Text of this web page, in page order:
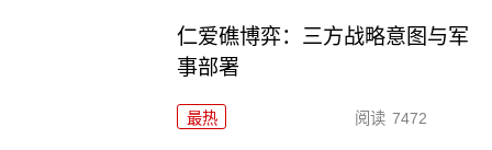
仁爱礁博弈：三方战略意图与军
事部署
最热 阅读 7472